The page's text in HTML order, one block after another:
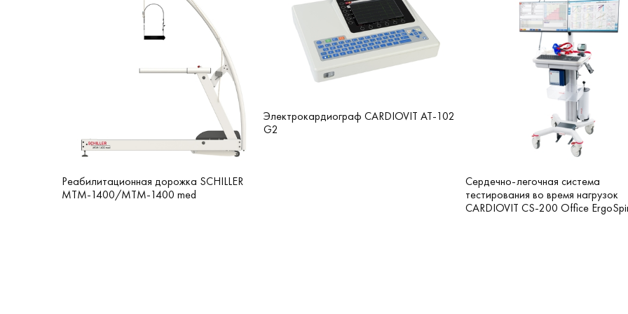
Реабилитационная дорожка SCHILLER
MTM-1400/MTM-1400 med
Электрокардиограф CARDIOVIT AT-102
G2
Сердечно-легочная система
тестирования во время нагрузок
CARDIOVIT CS-200 Office